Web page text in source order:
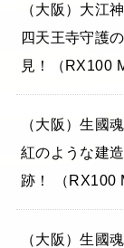
（大阪）大江
四天王寺守護
見！（RX100
（大阪）生國
紅のような建
跡！ （RX100
（大阪）生國